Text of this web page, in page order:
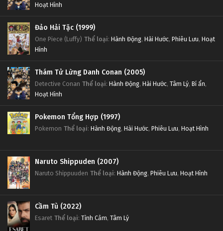
Hoạt Hình
Đảo Hải Tặc (1999)
One Piece (Luffy) Thể loại: Hành Động, Hài Hước, Phiêu Lưu, Hoạt
Hình
Thám Tử Lừng Danh Conan (2005)
Detective Conan Thể loại: Hành Động, Hài Hước, Tâm Lý, Bí ẩn,
Hoạt Hình
Pokemon Tổng Hợp (1997)
Pokemon Thể loại: Hành Động, Hài Hước, Phiêu Lưu, Hoạt Hình
Naruto Shippuden (2007)
Naruto Shippuuden Thể loại: Hành Động, Phiêu Lưu, Hoạt Hình
Cầm Tù (2022)
Esaret Thể loại: Tình Cảm, Tâm Lý